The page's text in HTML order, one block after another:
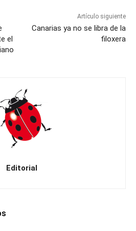
el
Artículo siguiente
Canarias ya no se libra de la
filoxera
Editorial